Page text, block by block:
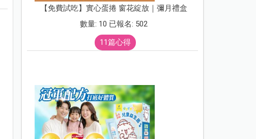
【免費試吃】實心蛋捲 窗花綻放｜彌月禮盒
數量: 10 已報名: 502
11篇心得